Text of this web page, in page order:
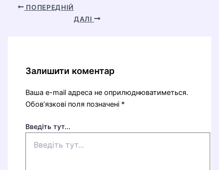
ПОПЕРЕДНІЙ
ДАЛІ
Залишити коментар
Ваша e-mail адреса не оприлюднюватиметься.
Обов’язкові поля позначені *
Введіть тут...